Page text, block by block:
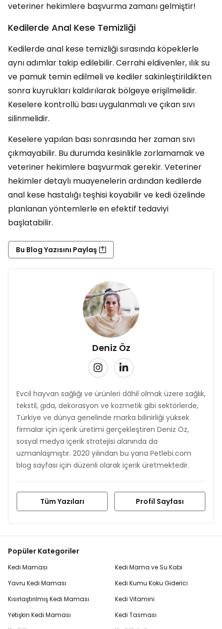
veteriner hekimlere başvurma zamanı gelmiştir!
Kedilerde Anal Kese Temizliği
Kedilerde anal kese temizliği sırasında köpeklerle
aynı adımlar takip edilebilir. Cerrahi eldivenler, ılık su
ve pamuk temin edilmeli ve kediler sakinleştirildikten
sonra kuyrukları kaldırılarak bölgeye erişilmelidir.
Keselere kontrollü bası uygulanmalı ve çıkan sıvı
silinmelidir.
Keselere yapılan bası sonrasında her zaman sıvı
çıkmayabilir. Bu durumda kesinlikle zorlamamak ve
veteriner hekimlere başvurmak gerekir. Veteriner
hekimler detaylı muayenelerin ardından kedilerde
anal kese hastalığı teşhisi koyabilir ve kedi özelinde
planlanan yöntemlerle en efektif tedaviyi
başlatabilir.
Bu Blog Yazısını Paylaş
Deniz Öz
Evcil hayvan sağlığı ve ürünleri dâhil olmak üzere sağlık,
tekstil, gıda, dekorasyon ve kozmetik gibi sektörlerde,
Türkiye ve dünya genelinde marka bilinirliği yüksek
firmalar için içerik üretimi gerçekleştiren Deniz Öz,
sosyal medya içerik stratejisi alanında da
uzmanlaşmıştır. 2020 yılından bu yana Petlebi.com
blog sayfası için düzenli olarak içerik üretmektedir.
Tüm Yazıları Profil Sayfası
Popüler Kategoriler
Kedi Maması
Yavru Kedi Maması
Kısırlaştırılmış Kedi Maması
Yetişkin Kedi Maması
Kedi Mama ve Su Kabı
Kedi Kumu Koku Giderici
Kedi Vitamini
Kedi Tasması